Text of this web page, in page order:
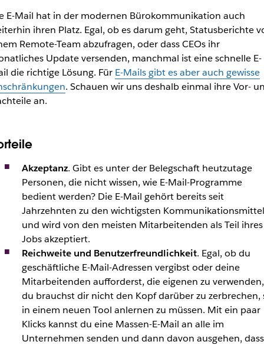
E-Mail hat in der modernen Bürokommunikation auch
ihren Platz. Egal, ob es darum geht, Statusberichte
Remote-Team abzufragen, oder dass CEOs ihr
Update versenden, manchmal ist eine schnelle E-
die richtige Lösung. Für E-Mails gibt es aber auch gewisse
. Schauen wir uns deshalb einmal ihre Vor-
an.
Akzeptanz. Gibt es unter der Belegschaft heutzutage
Personen, die nicht wissen, wie E-Mail-Programme
bedient werden? Die E-Mail gehört bereits seit
Jahrzehnten zu den wichtigsten
und wird von den meisten Mitarbeitenden als Teil ihres
Jobs akzeptiert.
Reichweite und Benutzerfreundlichkeit. Egal, ob du
geschäftliche E-Mail-Adressen vergibst oder deine
Mitarbeitenden aufforderst, die eigenen zu verwenden,
du brauchst dir nicht den Kopf darüber zu zerbrechen,
in einem neuen Tool anlernen zu müssen. Mit ein paar
Klicks kannst du eine Massen-E-Mail an alle im
Unternehmen senden und dann davon ausgehen, dass